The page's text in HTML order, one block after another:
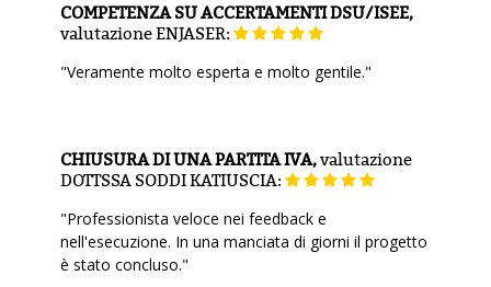
COMPETENZA SU ACCERTAMENTI DSU/ISEE,
valutazioneENJASER:
"Veramente molto esperta e molto gentile."
CHIUSURA DI UNA PARTITA IVA,valutazione
DOTTSSA SODDI KATIUSCIA:
"Professionista veloce nei feedback e
nell'esecuzione. In una manciata di giorni il progetto
è stato concluso."